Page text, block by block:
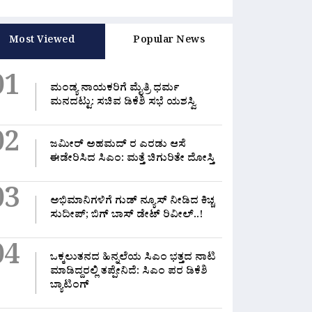
ನೋವಾಗಿರಲಿಲ್ಲವೇ?”:
ಶಾಸಕರಿಗೆ ಹಳೇ
ನೆನಪಿಸಿದ ಸಿಎಂ
2026 0 Likes
ಸಂಪುಟ ಸಭೆ ಬೆನ್ನಲ್ಲೇ ಸಿಎಂ ಬಿಗ್ ಟಾಸ್ಕ್:
ಬುಧವಾರದಿಂದಲೇ ನೂತನ ಸಚಿವರಿಗೆ
ಜಿಲ್ಲಾ ಪ್ರವಾಸಕ್ಕೆ ಸೂಚನೆ
August 4, 2026 0 Likes
Most Viewed Popular News
ಮಂಡ್ಯ ನಾಯಕರಿಗೆ ಮೈತ್ರಿ ಧರ್ಮ
ಮನದಟ್ಟು: ಸಚಿವ ಡಿಕೆಶಿ ಸಭೆ ಯಶಸ್ವಿ
ಜಮೀರ್ ಅಹಮದ್ ರ ಎರಡು ಆಸೆ
ಈಡೇರಿಸಿದ ಸಿಎಂ: ಮತ್ತೆ ಚಿಗುರಿತೇ ದೋಸ್ತಿ
ಅಭಿಮಾನಿಗಳಿಗೆ ಗುಡ್ ನ್ಯೂಸ್ ನೀಡಿದ ಕಿಚ್ಚ
ಸುದೀಪ್; ಬಿಗ್ ಬಾಸ್ ಡೇಟ್ ರಿವೀಲ್..!
ಒಕ್ಕಲುತನದ ಹಿನ್ನಲೆಯ ಸಿಎಂ ಭತ್ತದ ನಾಟಿ
ಮಾಡಿದ್ದರಲ್ಲಿ‌ ತಪ್ಪೇನಿದೆ: ಸಿಎಂ ಪರ ಡಿಕೆಶಿ
ಬ್ಯಾಟಿಂಗ್